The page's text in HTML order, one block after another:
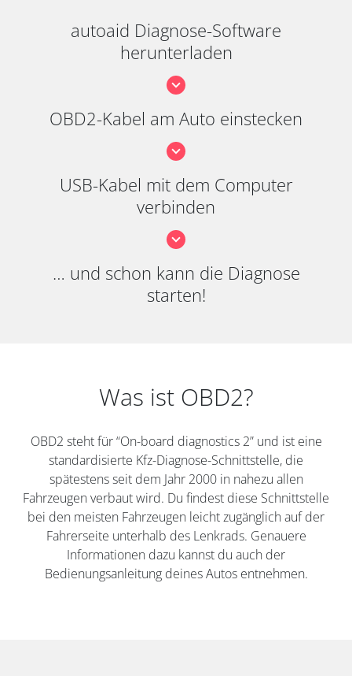
autoaid Diagnose-Software
herunterladen
OBD2-Kabel am Auto einstecken
USB-Kabel mit dem Computer
verbinden
… und schon kann die Diagnose
starten!
Was ist OBD2?
OBD2 steht für “On-board diagnostics 2” und ist eine
standardisierte Kfz-Diagnose-Schnittstelle, die
spätestens seit dem Jahr 2000 in nahezu allen
Fahrzeugen verbaut wird. Du findest diese Schnittstelle
bei den meisten Fahrzeugen leicht zugänglich auf der
Fahrerseite unterhalb des Lenkrads. Genauere
Informationen dazu kannst du auch der
Bedienungsanleitung deines Autos entnehmen.